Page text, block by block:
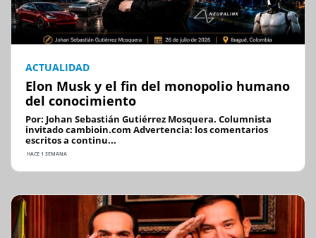
ACTUALIDAD
Elon Musk y el fin del monopolio humano
del conocimiento
Por: Johan Sebastián Gutiérrez Mosquera. Columnista
invitado cambioin.com Advertencia: los comentarios
escritos a continu...
HACE 1 SEMANA